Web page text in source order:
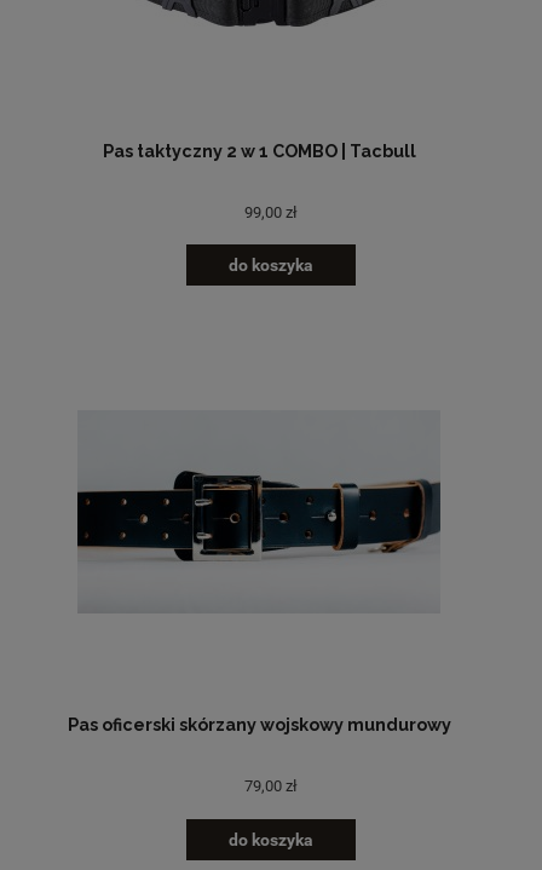
Pas taktyczny 2 w 1 COMBO | Tacbull
99,00 zł
do koszyka
Pas oficerski skórzany wojskowy mundurowy
79,00 zł
do koszyka